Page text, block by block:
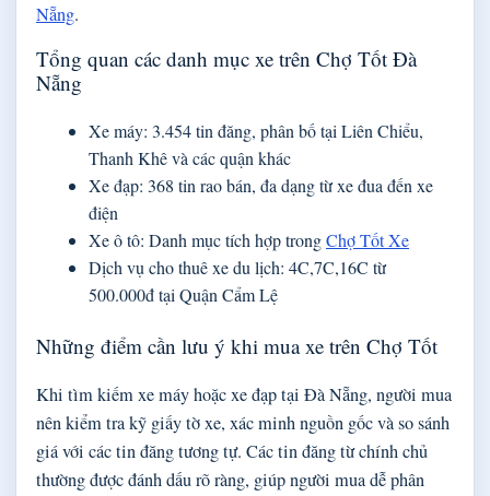
Nẵng.
Tổng quan các danh mục xe trên Chợ Tốt Đà
Nẵng
Xe máy: 3.454 tin đăng, phân bố tại Liên Chiểu,
Thanh Khê và các quận khác
Xe đạp: 368 tin rao bán, đa dạng từ xe đua đến xe
điện
Xe ô tô: Danh mục tích hợp trongChợ Tốt Xe
Dịch vụ cho thuê xe du lịch: 4C,7C,16C từ
500.000đ tại Quận Cẩm Lệ
Những điểm cần lưu ý khi mua xe trên Chợ Tốt
Khi tìm kiếm xe máy hoặc xe đạp tại Đà Nẵng, người mua
nên kiểm tra kỹ giấy tờ xe, xác minh nguồn gốc và so sánh
giá với các tin đăng tương tự. Các tin đăng từ chính chủ
thường được đánh dấu rõ ràng, giúp người mua dễ phân